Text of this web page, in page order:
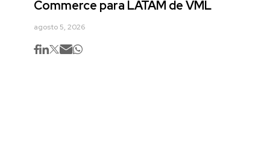
Commerce para LATAM de VML
agosto 5, 2026